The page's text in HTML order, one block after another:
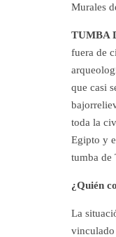
Murales
TUMBA
fuera de
que casi
toda la
Egipto y
tumba de
¿Quién
La
vinculado